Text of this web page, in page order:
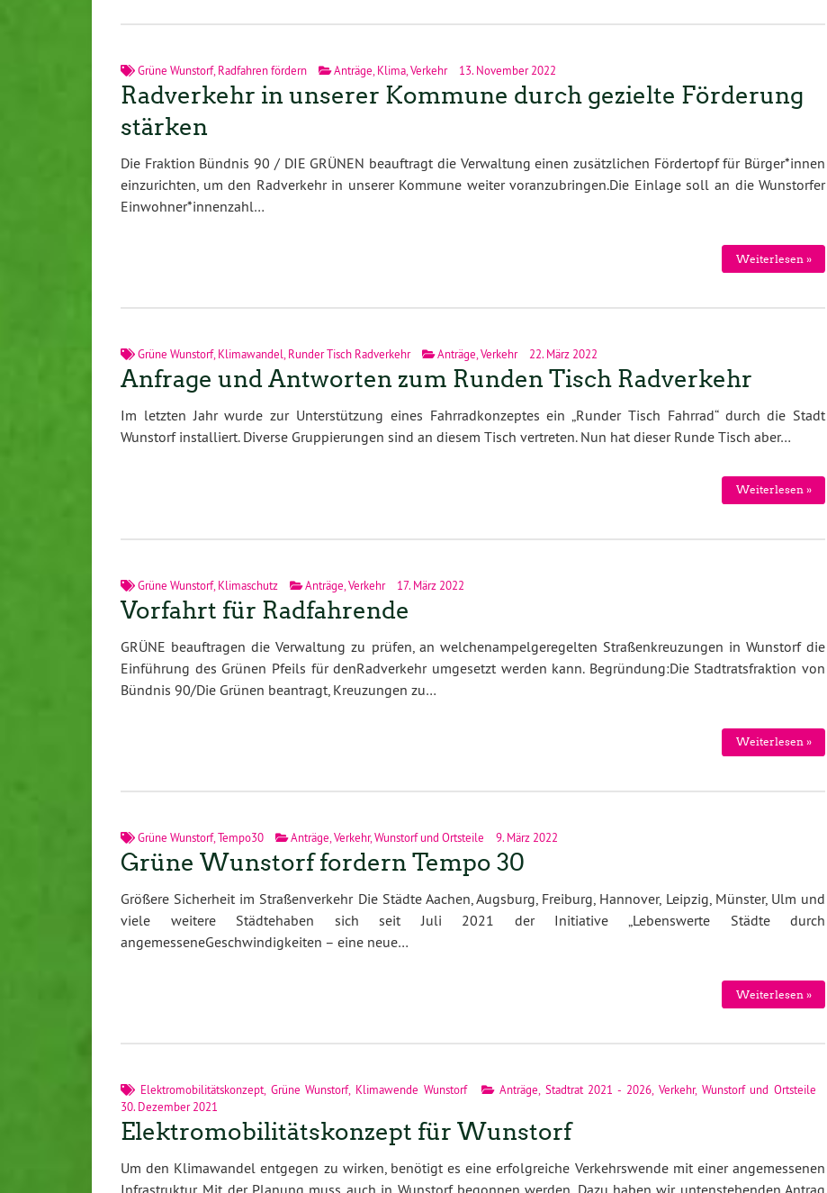
Grüne Wunstorf, Radfahren fördern Anträge Klima Verkehr 13. November 2022
Radverkehr in unserer Kommune durch gezielte Förderung
stärken
Die Fraktion Bündnis 90 / DIE GRÜNEN beauftragt die Verwaltung einen zusätzlichen Fördertopf für Bürger*innen
einzurichten, um den Radverkehr in unserer Kommune weiter voranzubringen.Die Einlage soll an die Wunstorfer
Einwohner*innenzahl…
Weiterlesen »
Grüne Wunstorf,Klimawandel,Runder Tisch Radverkehr Anträge,Verkehr 22. März 2022
Anfrage und Antworten zum Runden Tisch Radverkehr
Im letzten Jahr wurde zur Unterstützung eines Fahrradkonzeptes ein „Runder Tisch Fahrrad“ durch die Stadt
Wunstorf installiert. Diverse Gruppierungen sind an diesem Tisch vertreten. Nun hat dieser Runde Tisch aber…
Weiterlesen »
Grüne Wunstorf, Klimaschutz Anträge Verkehr 17. März 2022
Vorfahrt für Radfahrende
GRÜNE beauftragen die Verwaltung zu prüfen, an welchenampelgeregelten Straßenkreuzungen in Wunstorf die
Einführung des Grünen Pfeils für denRadverkehr umgesetzt werden kann. Begründung:Die Stadtratsfraktion von
Bündnis 90/Die Grünen beantragt, Kreuzungen zu…
Weiterlesen »
Grüne Wunstorf, Tempo30 Anträge Verkehr,Wunstorf und Ortsteile 9. März 2022
Grüne Wunstorf fordern Tempo 30
Größere Sicherheit im Straßenverkehr Die Städte Aachen, Augsburg, Freiburg, Hannover, Leipzig, Münster, Ulm und
viele weitere Städtehaben sich seit Juli 2021 der Initiative „Lebenswerte Städte durch
angemesseneGeschwindigkeiten – eine neue…
Weiterlesen »
Elektromobilitätskonzept, Grüne Wunstorf, Klimawende Wunstorf Anträge, Stadtrat 2021 - 2026, Verkehr, Wunstorf und Ortsteile
30. Dezember 2021
Elektromobilitätskonzept für Wunstorf
Um den Klimawandel entgegen zu wirken, benötigt es eine erfolgreiche Verkehrswende mit einer angemessenen